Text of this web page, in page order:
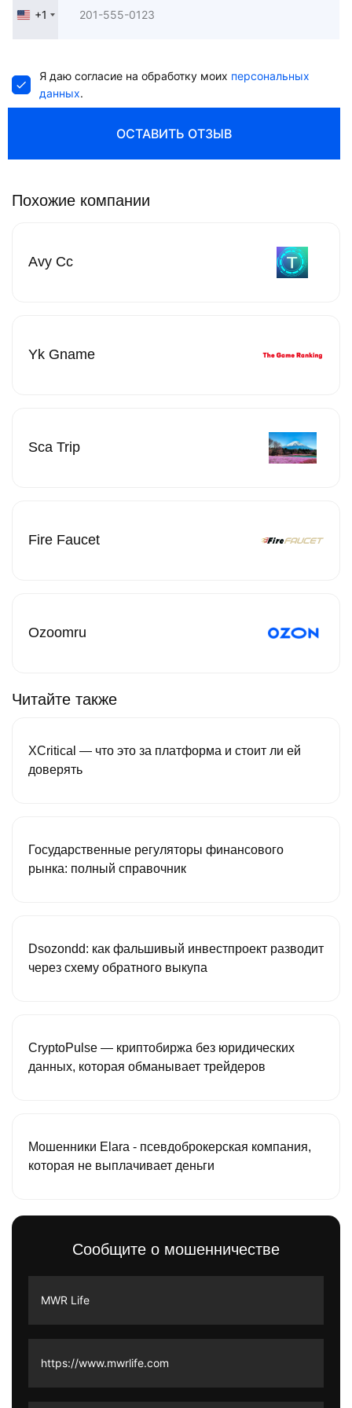
United
+1
Я даю согласие на обработку моих персональных
данных.
ОСТАВИТЬ ОТЗЫВ
Похожие компании
Avy Cc
Yk Gname
Sca Trip
Fire Faucet
Ozoomru
Читайте также
XCritical — что это за платформа и стоит ли ей
доверять
Государственные регуляторы финансового
рынка: полный справочник
Dsozondd: как фальшивый инвестпроект разводит
через схему обратного выкупа
CryptoPulse — криптобиржа без юридических
данных, которая обманывает трейдеров
Мошенники Elara - псевдоброкерская компания,
которая не выплачивает деньги
Сообщите о мошенничестве